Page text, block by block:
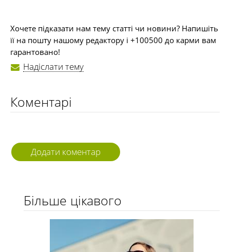
Хочете підказати нам тему статті чи новини? Напишіть
її на пошту нашому редактору і +100500 до карми вам
гарантовано!
Надіслати тему
Коментарі
Додати коментар
Більше цікавого